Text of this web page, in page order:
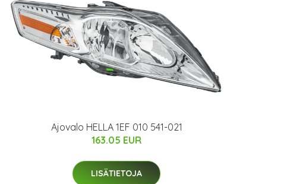
Ajovalo HELLA 1EF 010 541-021
163.05 EUR
LISÄTIETOJA